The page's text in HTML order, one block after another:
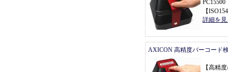
【
詳細を
AXICON 高精度バーコード
【高精